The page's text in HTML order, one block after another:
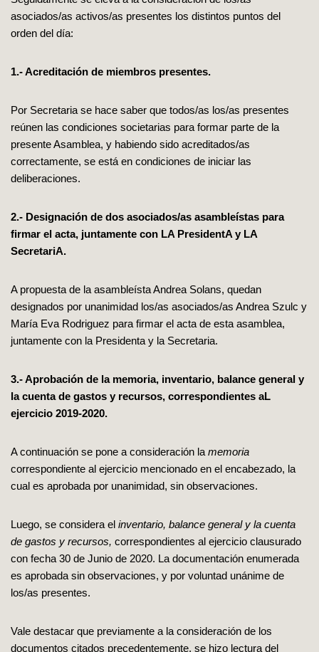
asociados/as activos/as presentes los distintos puntos del
orden del día:
1.- Acreditación de miembros presentes.
Por Secretaria se hace saber que todos/as los/as presentes
reúnen las condiciones societarias para formar parte de la
presente Asamblea, y habiendo sido acreditados/as
correctamente, se está en condiciones de iniciar las
deliberaciones.
2.- Designación de dos asociados/as asambleístas para
firmar el acta, juntamente con LA PresidentA y LA
SecretariA.
A propuesta de la asambleísta Andrea Solans, quedan
designados por unanimidad los/as asociados/as Andrea Szulc y
María Eva Rodriguez para firmar el acta de esta asamblea,
juntamente con la Presidenta y la Secretaria.
3.- Aprobación de la memoria, inventario, balance general y
la cuenta de gastos y recursos, correspondientes aL
ejercicio 2019-2020.
A continuación se pone a consideración la memoria
correspondiente al ejercicio mencionado en el encabezado, la
cual es aprobada por unanimidad, sin observaciones.
Luego, se considera el inventario, balance general y la cuenta
de gastos y recursos, correspondientes al ejercicio clausurado
con fecha 30 de Junio de 2020. La documentación enumerada
es aprobada sin observaciones, y por voluntad unánime de
los/as presentes.
Vale destacar que previamente a la consideración de los
documentos citados precedentemente, se hizo lectura del